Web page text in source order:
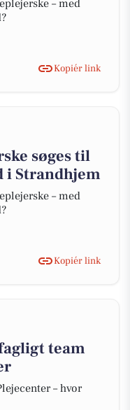
– med
Kopiér link
søges til
Strandhjem
– med
Kopiér link
team
– hvor